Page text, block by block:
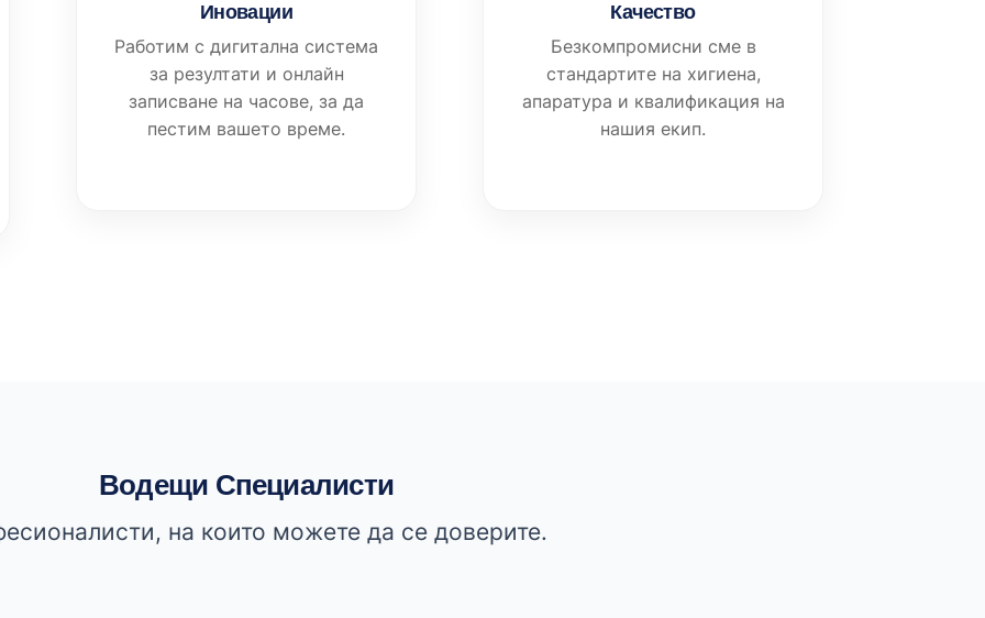
Иновации
Работим с дигитална система
за резултати и онлайн
записване на часове, за да
пестим вашето време.
Качество
Безкомпромисни сме в
стандартите на хигиена,
апаратура и квалификация на
нашия екип.
Водещи Специалисти
на които можете да се доверите.